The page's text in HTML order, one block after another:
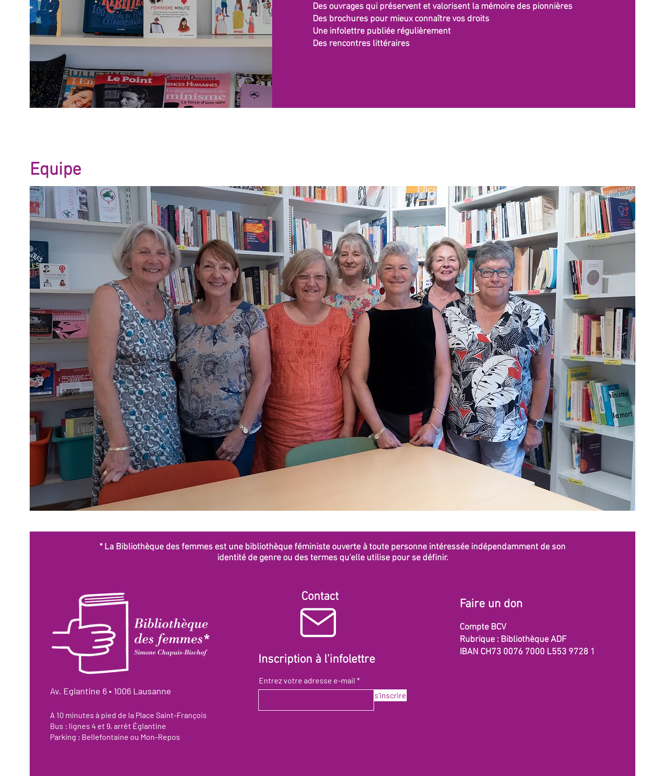
Des ouvrages qui préservent et valorisent la mémoire des pionnières
Des brochures pour mieux connaître vos droits
Une infolettre publiée régulièrement
Des rencontres littéraires
Equipe
Av. Eglantine 6 • 1006 Lausanne
A 10 minutes à pied de la Place Saint-François
Bus : lignes 4 et 9, arrêt Églantine
Parking : Bellefontaine ou Mon-Repos
Contact
Inscription à l'infolettre
Entrez votre adresse e-mail
s'inscrire
Faire un don
Compte BCV
Rubrique : Bibliothèque ADF
IBAN CH73 0076 7000 L553 9728 1
* La Bibliothèque des femmes est une bibliothèque féministe ouverte à toute personne intéressée indépendamment de son
identité de genre ou des termes qu'elle utilise pour se définir.